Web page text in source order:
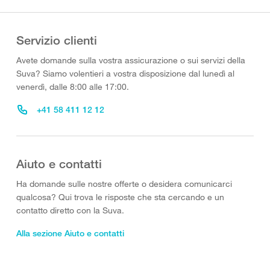
Servizio clienti
Avete domande sulla vostra assicurazione o sui servizi della
Suva? Siamo volentieri a vostra disposizione dal lunedì al
venerdì, dalle 8:00 alle 17:00.
+41 58 411 12 12
Aiuto e contatti
Ha domande sulle nostre offerte o desidera comunicarci
qualcosa? Qui trova le risposte che sta cercando e un
contatto diretto con la Suva.
Alla sezione Aiuto e contatti